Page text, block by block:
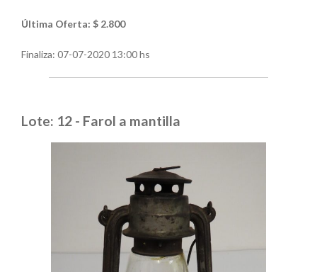
Última Oferta: $ 2.800
Finaliza: 07-07-2020 13:00 hs
Lote: 12 - Farol a mantilla